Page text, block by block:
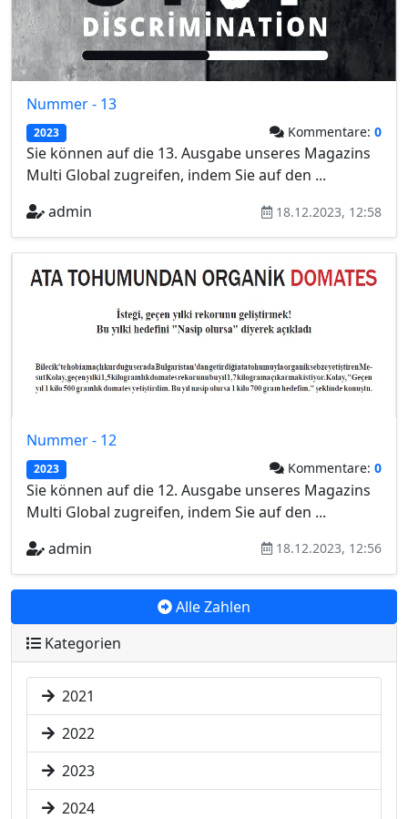
Nummer - 13
2023 Kommentare: 0
Sie können auf die 13. Ausgabe unseres Magazins
Multi Global zugreifen, indem Sie auf den ...
admin
18.12.2023, 12:58
Nummer - 12
2023 Kommentare: 0
Sie können auf die 12. Ausgabe unseres Magazins
Multi Global zugreifen, indem Sie auf den ...
admin
18.12.2023, 12:56
Alle Zahlen
Kategorien
2021
2022
2023
2024